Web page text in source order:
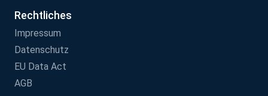
Rechtliches
Impressum
Datenschutz
EU Data Act
AGB